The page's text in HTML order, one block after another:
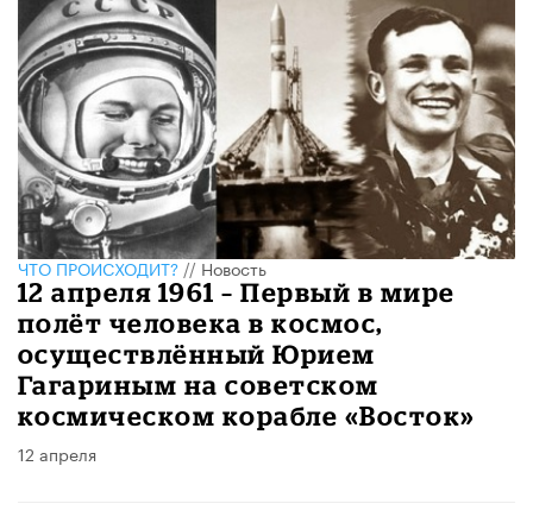
ЧТО ПРОИСХОДИТ?//Новость
12 апреля 1961 – Первый в мире
полёт человека в космос,
осуществлённый Юрием
Гагариным на советском
космическом корабле «Восток»
12 апреля